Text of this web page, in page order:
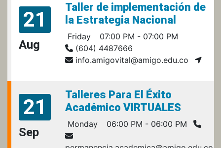
21
Aug
Taller de implementación de
la Estrategia Nacional
Friday
07:00 PM - 07:00 PM
(604) 4487666
info.amigovital@amigo.edu.co
21
Sep
Talleres Para El Éxito
Académico VIRTUALES
Monday 06:00 PM - 06:00 PM